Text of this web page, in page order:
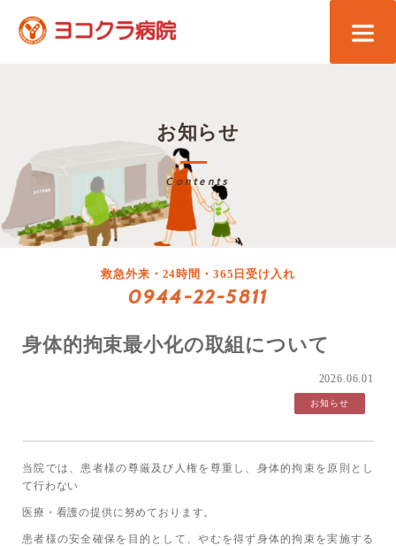
救急外来・24時間・365日受け入れ
0944-22-5811
お知らせ
Contents
身体的拘束最小化の取組について
2026.06.01
お知らせ
当院では、患者様の尊厳及び人権を尊重し、身体的拘束を原則とし
て行わない
医療・看護の提供に努めております。
患者様の安全確保を目的として、やむを得ず身体的拘束を実施する